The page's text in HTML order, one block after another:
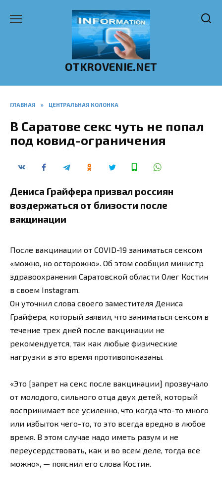
OTKROVENIE.NET
ГЛАВНАЯ » ЦЕНТРАЛЬНАЯ КОЛОНКА
В Саратове секс чуть не попал
под ковид-ограничения
Дениса Грайфера призвал россиян
воздержаться от близости после
вакцинации
После вакцинации от COVID-19 заниматься сексом
«можно, но осторожно». Об этом сообщил министр
здравоохранения Саратовской области Олег Костин
в своем Instagram.
Он уточнил слова своего заместителя Дениса
Грайфера, который заявил, что заниматься сексом в
течение трех дней после вакцинации не
рекомендуется, так как любые физические
нагрузки в это время противопоказаны.
«Это [запрет на секс после вакцинации] прозвучало
от молодого, сильного отца двух детей, который
воспринимает все усиленно, что когда что-то много
или избыток чего-то, то это всегда вредно в любое
время. В этом случае надо иметь разум и не
переусердствовать, как и во всем деле, тогда все
можно», — пояснил его слова Костин.